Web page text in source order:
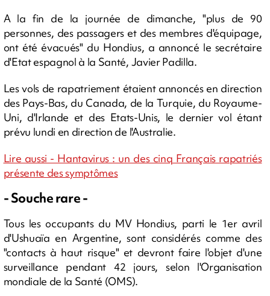
A la fin de la journée de dimanche, "plus de 90
personnes, des passagers et des membres d'équipage,
ont été évacués" du Hondius, a annoncé le secrétaire
d'Etat espagnol à la Santé, Javier Padilla.
Les vols de rapatriement étaient annoncés en direction
des Pays-Bas, du Canada, de la Turquie, du Royaume-
Uni, d'Irlande et des Etats-Unis, le dernier vol étant
prévu lundi en direction de l'Australie.
Lire aussi - Hantavirus : un des cinq Français rapatriés
présente des symptômes
- Souche rare -
Tous les occupants du MV Hondius, parti le 1er avril
d'Ushuaïa en Argentine, sont considérés comme des
"contacts à haut risque" et devront faire l'objet d'une
surveillance pendant 42 jours, selon l'Organisation
mondiale de la Santé (OMS).